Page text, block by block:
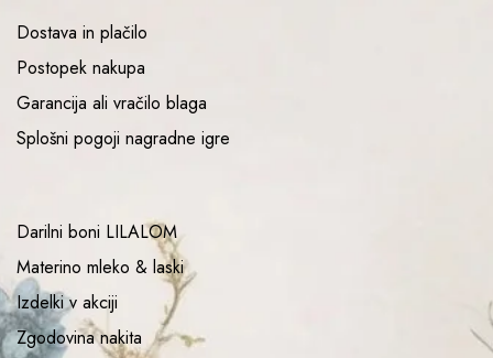
Dostava in plačilo
Postopek nakupa
Garancija ali vračilo blaga
Splošni pogoji nagradne igre
Darilni boni LILALOM
Materino mleko & laski
Izdelki v akciji
Zgodovina nakita